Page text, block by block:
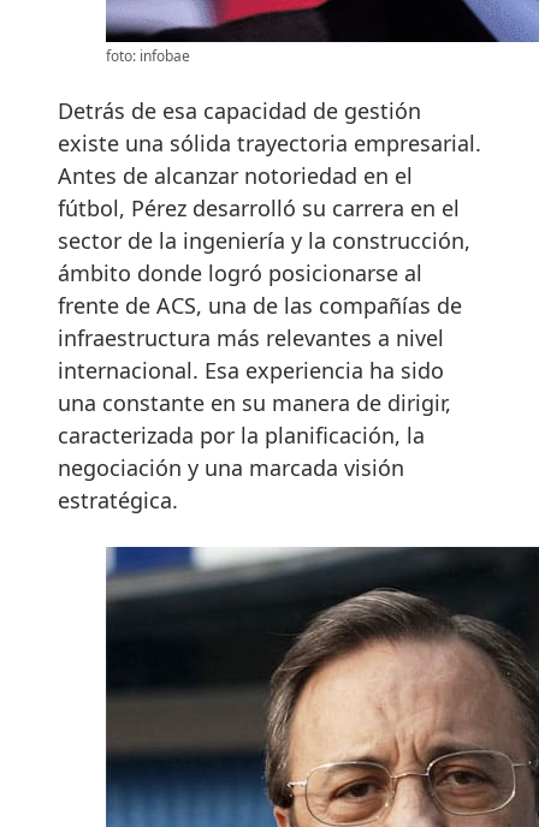
foto: infobae
Detrás de esa capacidad de gestión
existe una sólida trayectoria empresarial.
Antes de alcanzar notoriedad en el
fútbol, Pérez desarrolló su carrera en el
sector de la ingeniería y la construcción,
ámbito donde logró posicionarse al
frente de ACS, una de las compañías de
infraestructura más relevantes a nivel
internacional. Esa experiencia ha sido
una constante en su manera de dirigir,
caracterizada por la planificación, la
negociación y una marcada visión
estratégica.